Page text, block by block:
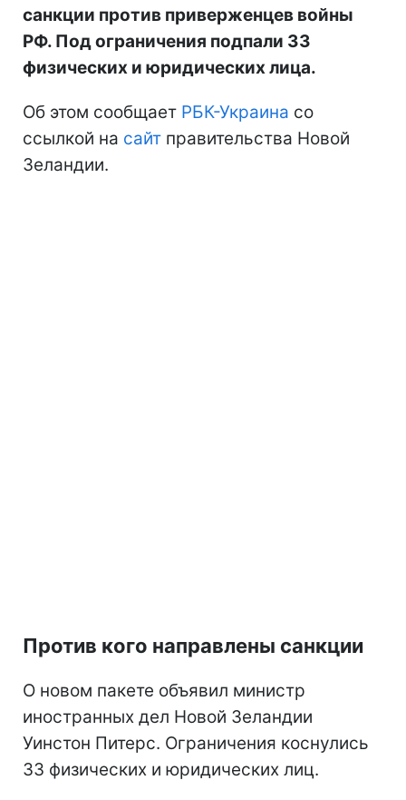
санкции против приверженцев войны
РФ. Под ограничения подпали 33
физических и юридических лица.
Об этом сообщает РБК-Украина со
ссылкой на сайт правительства Новой
Зеландии.
Против кого направлены санкции
О новом пакете объявил министр
иностранных дел Новой Зеландии
Уинстон Питерс. Ограничения коснулись
33 физических и юридических лиц.